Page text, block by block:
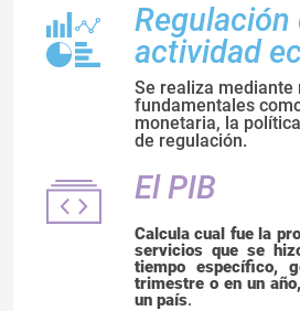
Regulación
actividad
Se realiza mediante
fundamentales
monetaria, la
de regulación.
El PIB
Calcula cual fue la
servicios que se
tiempo específico,
trimestre o en un
un país.